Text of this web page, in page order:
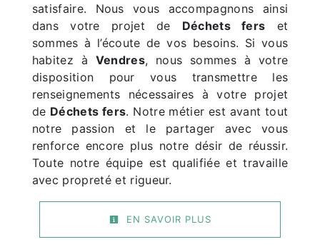
satisfaire. Nous vous accompagnons ainsi
dans votre projet de Déchets fers et
sommes à l’écoute de vos besoins. Si vous
habitez à Vendres, nous sommes à votre
disposition pour vous transmettre les
renseignements nécessaires à votre projet
de Déchets fers. Notre métier est avant tout
notre passion et le partager avec vous
renforce encore plus notre désir de réussir.
Toute notre équipe est qualifiée et travaille
avec propreté et rigueur.
EN SAVOIR PLUS